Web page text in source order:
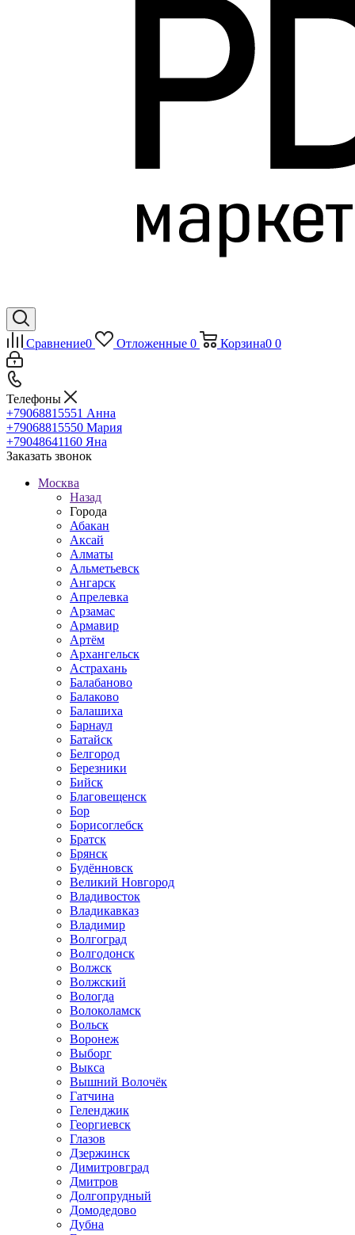
Сравнение0 Отложенные 0 Корзина0 0
Телефоны
+79068815551 Анна
+79068815550 Мария
+79048641160 Яна
Заказать звонок
Москва
Назад
Города
Абакан
Аксай
Алматы
Альметьевск
Ангарск
Апрелевка
Арзамас
Армавир
Артём
Архангельск
Астрахань
Балабаново
Балаково
Балашиха
Барнаул
Батайск
Белгород
Березники
Бийск
Благовещенск
Бор
Борисоглебск
Братск
Брянск
Будённовск
Великий Новгород
Владивосток
Владикавказ
Владимир
Волгоград
Волгодонск
Волжск
Волжский
Вологда
Волоколамск
Вольск
Воронеж
Выборг
Выкса
Вышний Волочёк
Гатчина
Геленджик
Георгиевск
Глазов
Дзержинск
Димитровград
Дмитров
Долгопрудный
Домодедово
Дубна